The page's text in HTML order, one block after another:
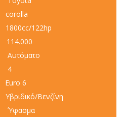
corolla
1800cc/122hp
114.000
Αυτόματο
4
Euro 6
Υβριδικό/Βενζίνη
Ύφασμα